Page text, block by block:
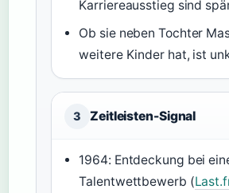
Karriereausstieg sind
Ob sie neben Tochter
weitere Kinder hat, ist
3 Zeitleisten-Signal
1964: Entdeckung bei
Talentwettbewerb (